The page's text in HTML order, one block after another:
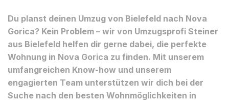
Du planst deinen Umzug von Bielefeld nach Nova
Gorica? Kein Problem – wir von Umzugsprofi Steiner
aus Bielefeld helfen dir gerne dabei, die perfekte
Wohnung in Nova Gorica zu finden. Mit unserem
umfangreichen Know-how und unserem
engagierten Team unterstützen wir dich bei der
Suche nach den besten Wohnmöglichkeiten in